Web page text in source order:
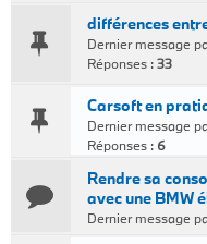
différences
Dernier message
Réponses :33
Carsoft en
Dernier message
Réponses : 6
Rendre sa
avec une BMW
Dernier message